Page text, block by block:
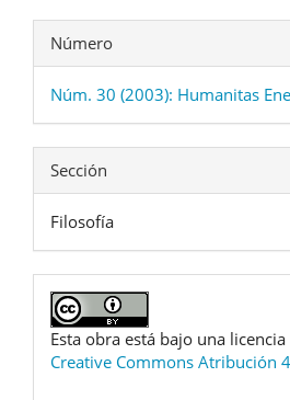
Número
Núm. 30 (2003): Humanitas
Sección
Filosofía
Esta obra está bajo una
Creative Commons Atribución